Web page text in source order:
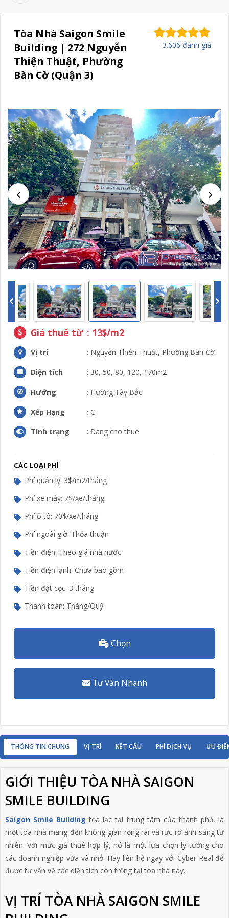
Tòa Nhà Saigon Smile
Building | 272 Nguyễn
Thiện Thuật, Phường
Bàn Cờ (Quận 3)
3.606 đánh giá
Giá thuê từ : 13$/m2
Vị trí : Nguyễn Thiện Thuật, Phường Bàn Cờ
Diện tích : 30, 50, 80, 120, 170m2
Hướng : Hướng Tây Bắc
Xếp Hạng : C
Tình trạng : Đang cho thuê
CÁC LOẠI PHÍ
Phí quản lý: 3$/m2/tháng
Phí xe máy: 7$/xe/tháng
Phí ô tô: 70$/xe/tháng
Phí ngoài giờ: Thỏa thuận
Tiền điện: Theo giá nhà nước
Tiền điện lạnh: Chưa bao gồm
Tiền đặt cọc: 3 tháng
Thanh toán: Tháng/Quý
Chọn
Tư Vấn Nhanh
THÔNG TIN CHUNG VỊ TRÍ KẾT CẤU PHÍ DỊCH VỤ ƯU
GIỚI THIỆU TÒA NHÀ SAIGON
SMILE BUILDING
Saigon Smile Building tọa lạc tại trung tâm của thành phố, là
một tòa nhà mang đến không gian rộng rãi và rực rỡ ánh sáng tự
nhiên. Với mức giá thuê hợp lý, nó là một lựa chọn lý tưởng cho
các doanh nghiệp vừa và nhỏ. Hãy liên hệ ngay với Cyber Real để
được tư vấn về các diện tích còn trống tại tòa nhà này.
VỊ TRÍ TÒA NHÀ SAIGON SMILE